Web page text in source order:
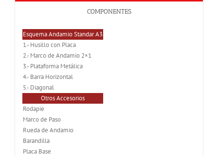
COMPONENTES
Esquema Andamio Standar A3
1.- Husillo con Placa
2.- Marco de Andamio 2×1
3.- Plataforma Metálica
4.- Barra Horizontal
5.- Diagonal
Otros Accesorios
Rodapie
Marco de Paso
Rueda de Andamio
Barandilla
Placa Base